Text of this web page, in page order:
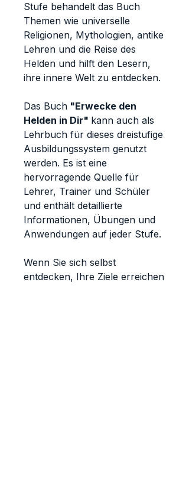
Stufe behandelt das Buch
Themen wie universelle
Religionen, Mythologien, antike
Lehren und die Reise des
Helden und hilft den Lesern,
ihre innere Welt zu entdecken.
Das Buch "Erwecke den
Helden in Dir" kann auch als
Lehrbuch für dieses dreistufige
Ausbildungssystem genutzt
werden. Es ist eine
hervorragende Quelle für
Lehrer, Trainer und Schüler
und enthält detaillierte
Informationen, Übungen und
Anwendungen auf jeder Stufe.
Wenn Sie sich selbst
entdecken, Ihre Ziele erreichen